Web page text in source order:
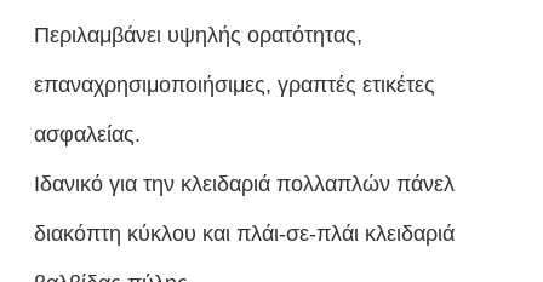
Περιλαμβάνει υψηλής ορατότητας,
επαναχρησιμοποιήσιμες, γραπτές ετικέτες
ασφαλείας.
Ιδανικό για την κλειδαριά πολλαπλών πάνελ
διακόπτη κύκλου και πλάι-σε-πλάι κλειδαριά